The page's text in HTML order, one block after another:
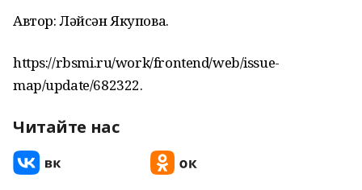
Автор: Ләйсән Якупова.
https://rbsmi.ru/work/frontend/web/issue-
map/update/682322.
Читайте нас